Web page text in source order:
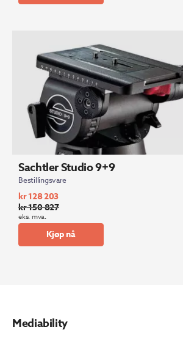
Sachtler Studio 9+9
Bestillingsvare
kr150 827
Opprinnelig
pris
kr128 203
Nåværende
pris
eks. mva.
Kjøp nå
Mediability